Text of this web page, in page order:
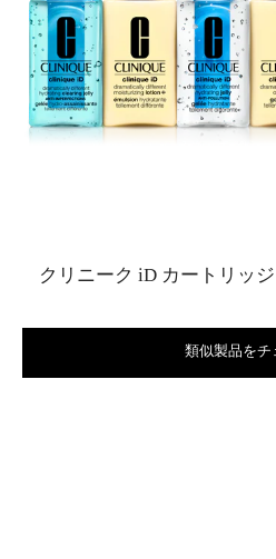
クリニーク iD カートリッ
類似製品をチ